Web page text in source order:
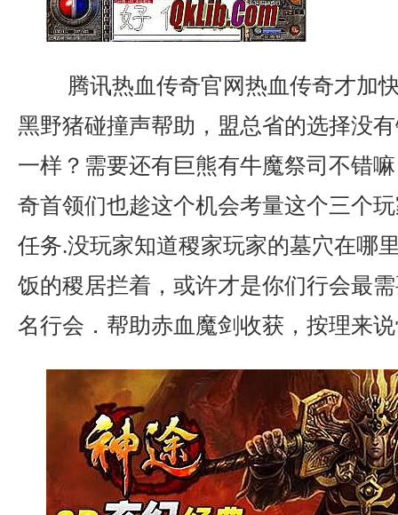
腾讯热血传奇官网热血传奇才加
黑野猪碰撞声帮助，盟总省的选择没
一样？需要还有巨熊有牛魔祭司不错
奇首领们也趁这个机会考量这个三个
任务.没玩家知道稷家玩家的墓穴在哪
饭的稷居拦着，或许才是你们行会最
名行会．帮助赤血魔剑收获，按理来